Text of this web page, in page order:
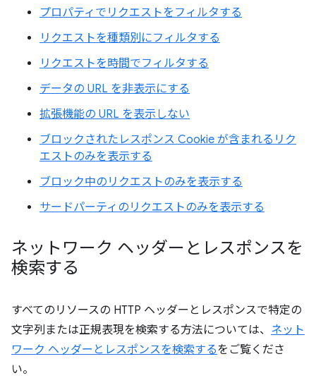
プロパティでリクエストをフィルタする
リクエストを種類別にフィルタする
リクエストを時間でフィルタする
データの URL を非表示にする
拡張機能の URL を表示しない
ブロックされたレスポンス Cookie が含まれるリク
エストのみを表示する
ブロック中のリクエストのみを表示する
サードパーティのリクエストのみを表示する
ネットワーク ヘッダーとレスポンスを
検索する
すべてのリソースの HTTP ヘッダーとレスポンスで特定の
文字列または正規表現を検索する方法については、 ネット
ワーク ヘッダーとレスポンスを検索するをご覧くださ
い。